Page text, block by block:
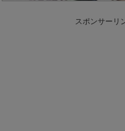
スポンサーリ